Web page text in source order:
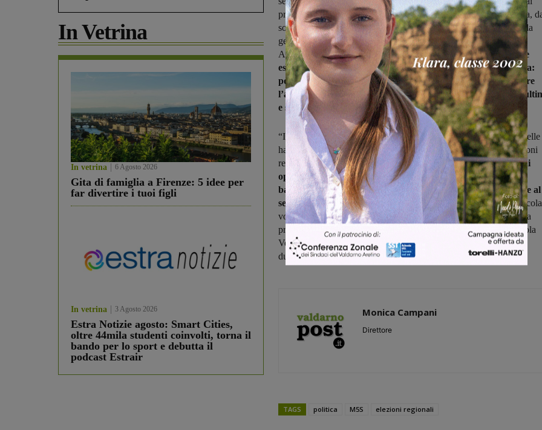
In Vetrina
In vetrina 6 Agosto 2026
Gita di famiglia a Firenze: 5 idee per
far divertire i tuoi figli
In vetrina 3 Agosto 2026
Estra Notizie agosto: Smart Cities,
oltre 44mila studenti coinvolti, torna il
bando per lo sport e debutta il
podcast Estrair
problemi dei pendolari alle liste d’attesa per una visita specialistica,
sovraffollamento dei pronto soccorso alla viabilità carente, fino alla
gestione dei rifiuti e al potenziamento della stazione ferroviaria di
Arezzo per i trasporti locali e nazionali.Chi oggi si candida deve
essere consapevole che questo impegno ha una doppia valenza:
portare avanti progetti concreti e allo stesso tempo, contrastare
l’avanzata delle destre, sempre meno attente ai bisogni degli
e sempre più allineate alla difesa dei privilegiati”.
“Infine, una riflessione sul nuovo percorso che il Movimento 5 Stelle
ha scelto di intraprendere all’interno di una coalizione per le elezioni
regionali. Ritengo questa novità fondamentale:dopo dieci anni di
opposizione, abbiamo l’opportunità di trasformare le nostre
battaglie in azioni concrete, mettendo finalmente le nostre idee al
servizio di tutte le cittadine e i cittadini toscani.Un saluto
voglio dedicarlo a tutti gli iscritti dei quattro gruppi territoriali della
provincia, in particolare Barbara Storri Lucio Bianchi Sereni Nicola
Venturini che insieme a me vivranno questa magnifica esperienza
durante tutta la campagna elettorale”.
Monica Campani
Direttore
TAGS politica M5S elezioni regionali